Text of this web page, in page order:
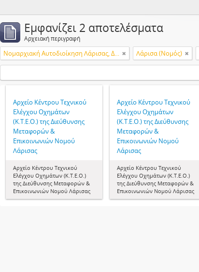
Εμφανίζει 2 αποτελέσματα
Αρχειακή περιγραφή
Νομαρχιακή Αυτοδιοίκηση Λάρισας, Διεύθυνση Μεταφορών & Επικοινωνιών, Κέντρο Τεχνικού Ελέγχου Οχημάτων (Κ.Τ.Ε.Ο.) Λάρισα (Νομός)
Αρχείο Κέντρου Τεχνικού
Ελέγχου Οχημάτων
(Κ.Τ.Ε.Ο.) της Διεύθυνσης
Μεταφορών &
Επικοινωνιών Νομού
Λάρισας
Αρχείο Κέντρου Τεχνικού
Ελέγχου Οχημάτων (Κ.Τ.Ε.Ο.)
της Διεύθυνσης Μεταφορών &
Επικοινωνιών Νομού Λάρισας
Αρχείο Κέντρου Τεχνικού
Ελέγχου Οχημάτων
(Κ.Τ.Ε.Ο.) της Διεύθυνσης
Μεταφορών &
Επικοινωνιών Νομού
Λάρισας
Αρχείο Κέντρου Τεχνικού
Ελέγχου Οχημάτων (Κ.Τ.Ε.Ο.)
της Διεύθυνσης Μεταφορών &
Επικοινωνιών Νομού Λάρισας